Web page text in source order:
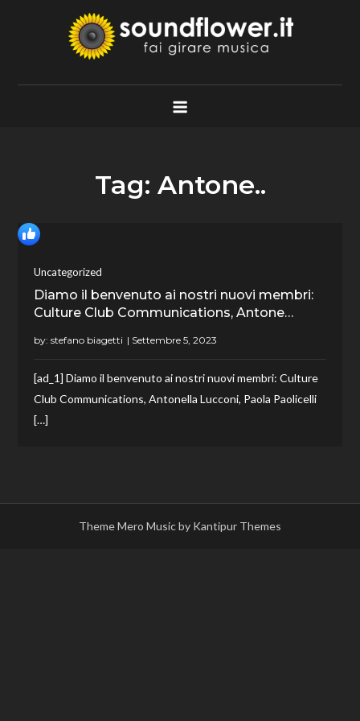
Soundflower.it
Fai Girare Musica
Tag: Antone..
Uncategorized
Diamo il benvenuto ai nostri nuovi membri:
Culture Club Communications, Antone…
by:stefano biagetti
[ad_1] Diamo il benvenuto ai nostri nuovi membri: Culture
Club Communications, Antonella Lucconi, Paola Paolicelli
[…]
Theme Mero Music by Kantipur Themes